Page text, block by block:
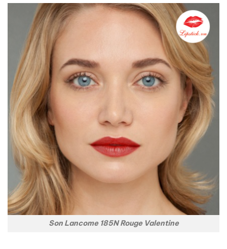
Son Lancome 185N Rouge Valentine